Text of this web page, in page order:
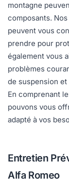
montagne
composants.
peuvent vous
prendre pour
également vous
problèmes
de suspension
En comprenant
pouvons vous
adapté à vos
Entretien
Alfa Romeo